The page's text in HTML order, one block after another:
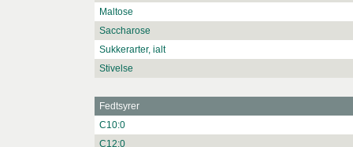
Maltose
Saccharose
Sukkerarter, ialt
Stivelse
Fedtsyrer
C10:0
C12:0